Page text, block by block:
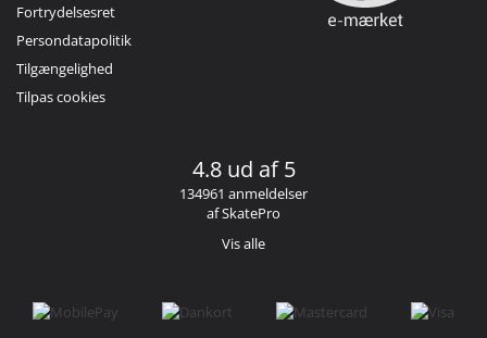
Fortrydelsesret
Persondatapolitik
Tilgængelighed
Tilpas cookies
4.8 ud af 5
134961 anmeldelser
af SkatePro
Vis alle